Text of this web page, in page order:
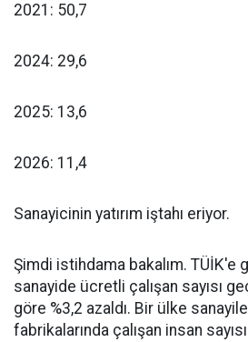
2021: 50,7
2024: 29,6
2025: 13,6
2026: 11,4
Sanayicinin yatırım iştahı eriyor.
Şimdi istihdama bakalım. TÜİK'e
sanayide ücretli çalışan sayısı
göre %3,2 azaldı. Bir ülke
fabrikalarında çalışan insan